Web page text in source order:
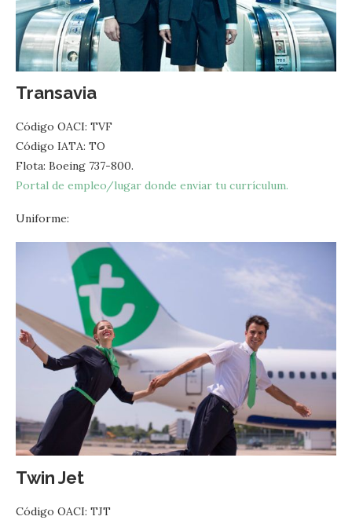
Transavia
Código OACI: TVF
Código IATA: TO
Flota: Boeing 737-800.
Portal de empleo/lugar donde enviar tu currículum.
Uniforme:
Twin Jet
Código OACI: TJT